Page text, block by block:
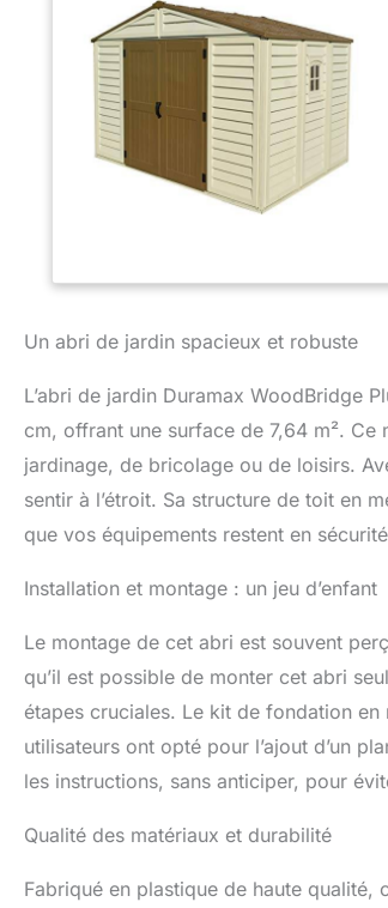
Un abri de jardin spacieux et robuste
L’abri de jardin Duramax WoodBridge
cm, offrant une surface de 7,64 m².
jardinage, de bricolage ou de loisirs.
sentir à l’étroit. Sa structure de toit en
que vos équipements restent en
Installation et montage : un jeu d’enfant
Le montage de cet abri est souvent
qu’il est possible de monter cet abri
étapes cruciales. Le kit de fondation
utilisateurs ont opté pour l’ajout d’un
les instructions, sans anticiper, pour
Qualité des matériaux et durabilité
Fabriqué en plastique de haute qualité,